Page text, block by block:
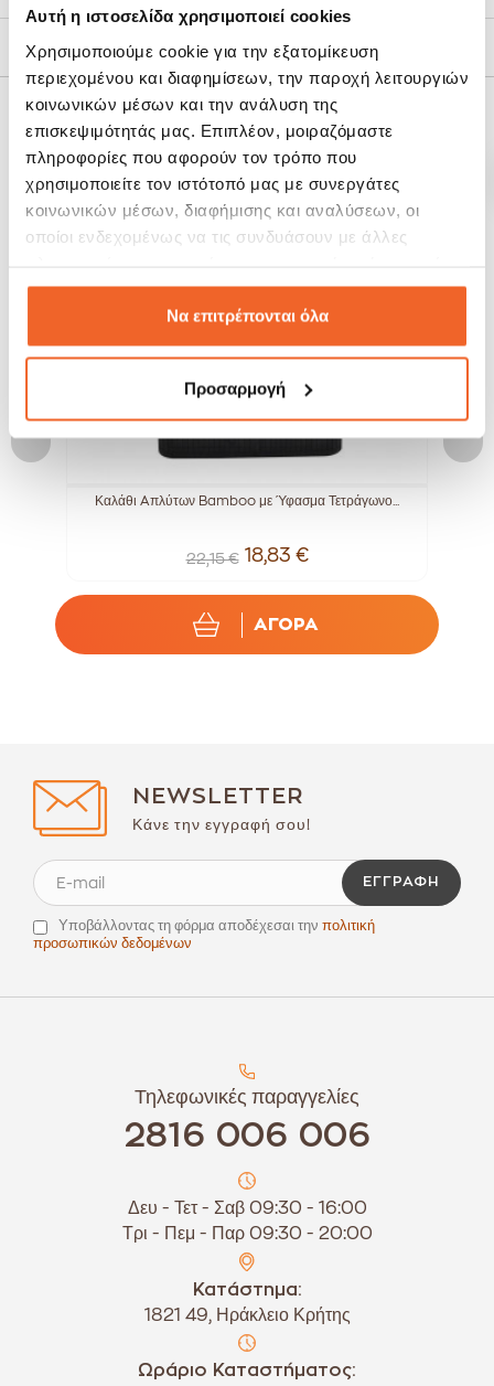
Αυτή η ιστοσελίδα χρησιμοποιεί cookies
Χρησιμοποιούμε cookie για την εξατομίκευση
περιεχομένου και διαφημίσεων, την παροχή λειτουργιών
κοινωνικών μέσων και την ανάλυση της
επισκεψιμότητάς μας. Επιπλέον, μοιραζόμαστε
πληροφορίες που αφορούν τον τρόπο που
χρησιμοποιείτε τον ιστότοπό μας με συνεργάτες
κοινωνικών μέσων, διαφήμισης και αναλύσεων, οι
οποίοι ενδεχομένως να τις συνδυάσουν με άλλες
έχουν συλλέξει σε σχέση με την από μέρους σας χρήση
των υπηρεσιών τους.Να επιτρέπονται όλα
Προσαρμογή
Πολιτική Επιστροφών
ΣΧΕΤΙΚΆ ΠΡΟΪΌΝΤΑ
-15%
Καλάθι Aπλύτων Bamboo με Ύφασμα Τετράγωνο...
22,15 € 18,83 €
ΑΓΟΡΑ
NEWSLETTER
Κάνε την εγγραφή σου!
ΕΓΓΡΑΦΉ
Υποβάλλοντας τη φόρμα αποδέχεσαι την πολιτική
προσωπικών δεδομένων
Τηλεφωνικές παραγγελίες
2816 006 006
Δευ - Τετ - Σαβ 09:30 - 16:00
Τρι - Πεμ - Παρ 09:30 - 20:00
Κατάστημα:
1821 49, Ηράκλειο Κρήτης
Ωράριο Καταστήματος: